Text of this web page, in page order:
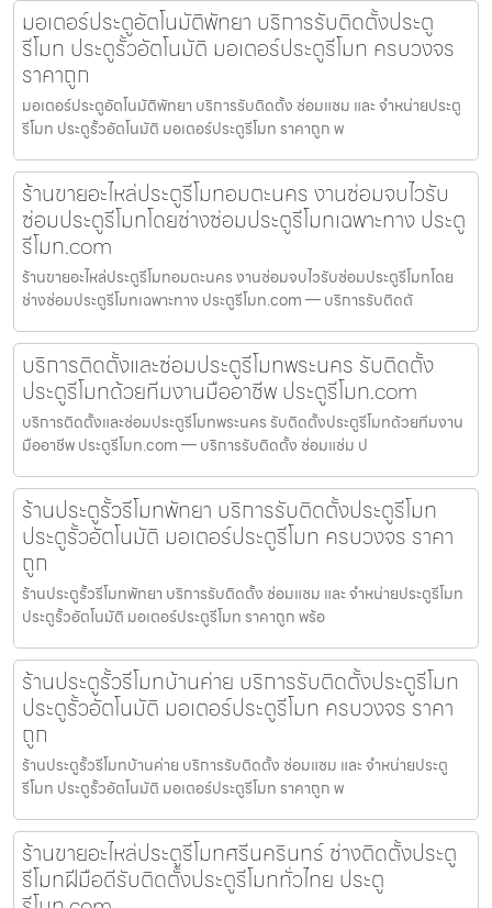
มอเตอร์ประตูอัตโนมัติพัทยา บริการรับติดตั้งประตู
รีโมท ประตูรั้วอัตโนมัติ มอเตอร์ประตูรีโมท ครบวงจร
ราคาถูก
มอเตอร์ประตูอัตโนมัติพัทยา บริการรับติดตั้ง ซ่อมแซม และ จำหน่ายประตู
รีโมท ประตูรั้วอัตโนมัติ มอเตอร์ประตูรีโมท ราคาถูก พ
ร้านขายอะไหล่ประตูรีโมทอมตะนคร งานซ่อมจบไวรับ
ซ่อมประตูรีโมทโดยช่างซ่อมประตูรีโมทเฉพาะทาง ประตู
รีโมท.com
ร้านขายอะไหล่ประตูรีโมทอมตะนคร งานซ่อมจบไวรับซ่อมประตูรีโมทโดย
ช่างซ่อมประตูรีโมทเฉพาะทาง ประตูรีโมท.com — บริการรับติดตั
บริการติดตั้งและซ่อมประตูรีโมทพระนคร รับติดตั้ง
ประตูรีโมทด้วยทีมงานมืออาชีพ ประตูรีโมท.com
บริการติดตั้งและซ่อมประตูรีโมทพระนคร รับติดตั้งประตูรีโมทด้วยทีมงาน
มืออาชีพ ประตูรีโมท.com — บริการรับติดตั้ง ซ่อมแซ่ม ป
ร้านประตูรั้วรีโมทพัทยา บริการรับติดตั้งประตูรีโมท
ประตูรั้วอัตโนมัติ มอเตอร์ประตูรีโมท ครบวงจร ราคา
ถูก
ร้านประตูรั้วรีโมทพัทยา บริการรับติดตั้ง ซ่อมแซม และ จำหน่ายประตูรีโมท
ประตูรั้วอัตโนมัติ มอเตอร์ประตูรีโมท ราคาถูก พร้อ
ร้านประตูรั้วรีโมทบ้านค่าย บริการรับติดตั้งประตูรีโมท
ประตูรั้วอัตโนมัติ มอเตอร์ประตูรีโมท ครบวงจร ราคา
ถูก
ร้านประตูรั้วรีโมทบ้านค่าย บริการรับติดตั้ง ซ่อมแซม และ จำหน่ายประตู
รีโมท ประตูรั้วอัตโนมัติ มอเตอร์ประตูรีโมท ราคาถูก พ
ร้านขายอะไหล่ประตูรีโมทศรีนครินทร์ ช่างติดตั้งประตู
รีโมทฝีมือดีรับติดตั้งประตูรีโมททั่วไทย ประตู